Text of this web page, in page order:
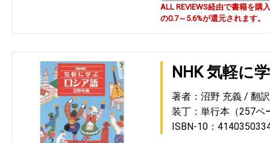
ALL REVIEWS経由で書籍を購
の0.7～5.6%が還元されます。
NHK 気軽に
著者：沼野 充義
翻
装丁：単行本（257ペ
ISBN-10：